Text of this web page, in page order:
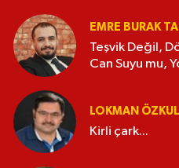
EMRE BURAK
Teşvik Değil,
Can Suyu mu,
LOKMAN ÖZKUL
Kirli çark...